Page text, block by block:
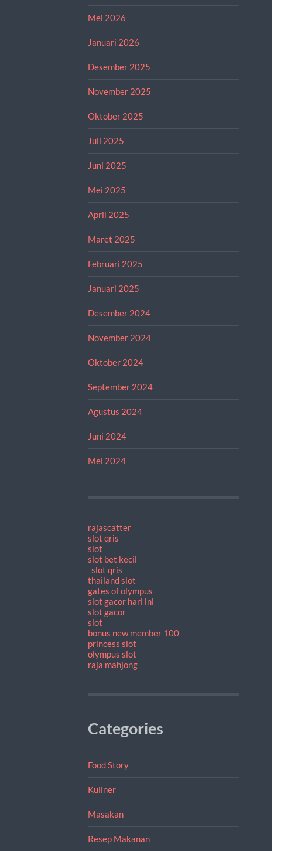
Mei 2026
Januari 2026
Desember 2025
November 2025
Oktober 2025
Juli 2025
Juni 2025
Mei 2025
April 2025
Maret 2025
Februari 2025
Januari 2025
Desember 2024
November 2024
Oktober 2024
September 2024
Agustus 2024
Juni 2024
Mei 2024
rajascatter
slot qris
slot
slot bet kecil
slot qris
thailand slot
gates of olympus
slot gacor hari ini
slot gacor
slot
bonus new member 100
princess slot
olympus slot
raja mahjong
Categories
Food Story
Kuliner
Masakan
Resep Makanan